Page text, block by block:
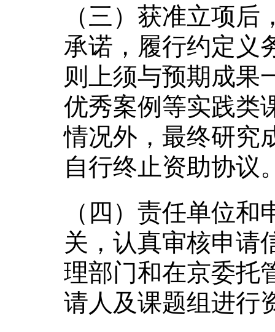
（三）获准立项
承诺，履行约定义
则上须与预期成果
优秀案例等实践类
情况外，最终研究
自行终止资助协议
（四）责任单位
关，认真审核申请
理部门和在京委托
请人及课题组进行